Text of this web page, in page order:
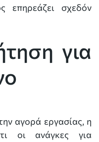
επηρεάζει σχεδόν
για
αγορά εργασίας, η
οι ανάγκες για